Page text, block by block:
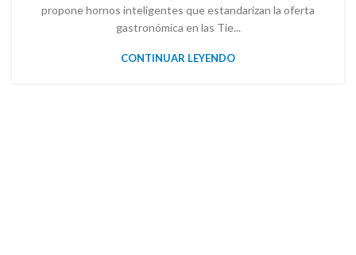
propone hornos inteligentes que estandarizan la oferta
gastronómica en las Tie...
CONTINUAR LEYENDO